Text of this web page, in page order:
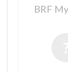
BRF